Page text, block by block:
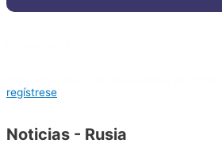
regístrese
Noticias - Rusia